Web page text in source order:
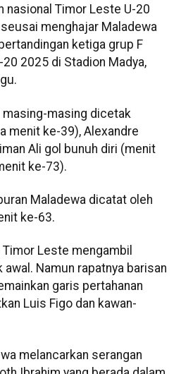
nasional Timor Leste U-20
menghajar Maladewa
ketiga grup F
2025 di Stadion Madya,
masing dicetak
menit ke-39), Alexandre
Ali gol bunuh diri (menit
ke-73).
Maladewa dicatat oleh
ke-63.
Leste mengambil
Namun rapatnya barisan
garis pertahanan
Luis Figo dan kawan-
melancarkan serangan